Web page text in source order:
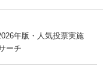
年版・人気投票実施
ーチ